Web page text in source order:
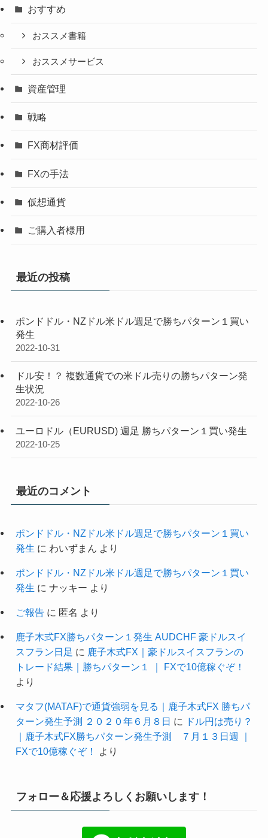
おすすめ
おススメ書籍
おススメサービス
資産管理
戦略
FX商材評価
FXの手法
仮想通貨
ご購入者様用
最近の投稿
ポンドドル・NZドル米ドル週足で勝ちパターン１買い
発生
2022-10-31
ドル安！？ 複数通貨での米ドル売りの勝ちパターン発
生状況
2022-10-26
ユーロドル（EURUSD) 週足 勝ちパターン１買い発生
2022-10-25
最近のコメント
ポンドドル・NZドル米ドル週足で勝ちパターン１買い
発生 に わいずまん より
ポンドドル・NZドル米ドル週足で勝ちパターン１買い
発生 に ナッキー より
ご報告に 匿名 より
鹿子木式FX勝ちパターン１発生 AUDCHF 豪ドルスイ
スフラン日足 に 鹿子木式FX｜豪ドルスイスフランの
トレード結果｜勝ちパターン１ ｜ FXで10億稼ぐぞ！
より
マタフ(MATAF)で通貨強弱を見る｜鹿子木式FX 勝ちパ
ターン発生予測 ２０２０年６月８日 に
ドル円は売り？
｜鹿子木式FX勝ちパターン発生予測 ７月１３日週 ｜
FXで10億稼ぐぞ！
より
フォロー＆応援よろしくお願いします！